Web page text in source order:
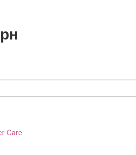
300,90 грн.
Care